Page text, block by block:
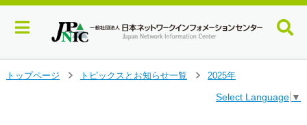
トップページ
トピックスとお知らせ一覧
2025年
Select Language ▼